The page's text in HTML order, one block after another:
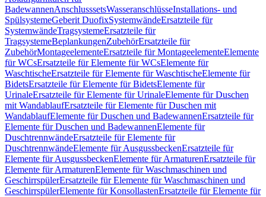
BadewannenAnschlusssetsWasseranschlüsseInstallations- und
SpülsystemeGeberit DuofixSystemwändeErsatzteile für
SystemwändeTragsystemeErsatzteile für
TragsystemeBeplankungenZubehörErsatzteile für
ZubehörMontageelementeErsatzteile für MontageelementeElemente
für WCsErsatzteile für Elemente für WCsElemente für
WaschtischeErsatzteile für Elemente für WaschtischeElemente für
BidetsErsatzteile für Elemente für BidetsElemente für
UrinaleErsatzteile für Elemente für UrinaleElemente für Duschen
mit WandablaufErsatzteile für Elemente für Duschen mit
WandablaufElemente für Duschen und BadewannenErsatzteile für
Elemente für Duschen und BadewannenElemente für
DuschtrennwändeErsatzteile für Elemente für
DuschtrennwändeElemente für AusgussbeckenErsatzteile für
Elemente für AusgussbeckenElemente für ArmaturenErsatzteile für
Elemente für ArmaturenElemente für Waschmaschinen und
GeschirrspülerErsatzteile für Elemente für Waschmaschinen und
GeschirrspülerElemente für KonsollastenErsatzteile für Elemente für